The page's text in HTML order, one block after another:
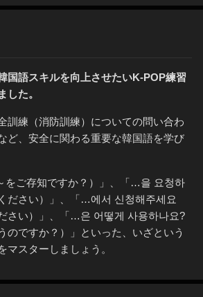
国語スキルを向上させたいK-POP練習
した。
訓練（消防訓練）についての問い合わ
ど、安全に関わる重要な韓国語を学び
をご存知ですか？）」、「…을 요청하
ださい）」、「…에서 신청해주세요
さい）」、「…은 어떻게 사용하나요?
のですか？）」といった、いざという
マスターしましょう。